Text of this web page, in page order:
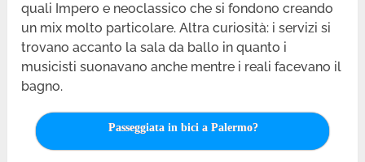
quali Impero e neoclassico che si fondono creando
un mix molto particolare. Altra curiosità: i servizi si
trovano accanto la sala da ballo in quanto i
musicisti suonavano anche mentre i reali facevano il
bagno.
Passeggiata in bici a Palermo?